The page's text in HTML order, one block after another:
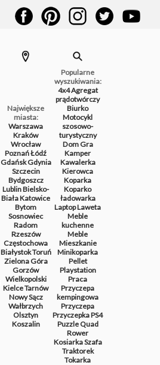
Największe
miasta:
Warszawa
Kraków
Wrocław
PoznańŁódź
GdańskGdynia
Szczecin
Bydgoszcz
LublinBielsko-
BiałaKatowice
Bytom
Sosnowiec
Radom
Rzeszów
Częstochowa
BiałystokToruń
Zielona Góra
Gorzów
Wielkopolski
KielceTarnów
Nowy Sącz
Wałbrzych
Olsztyn
Koszalin
Popularne
wyszukiwania:
4x4Agregat
prądotwórczy
Biurko
Motocykl
szosowo-
turystyczny
DomGra
Kamper
Kawalerka
Kierowca
Koparka
Koparko
ładowarka
LaptopLaweta
Meble
kuchenne
Meble
Mieszkanie
Minikoparka
Pellet
Playstation
Praca
Przyczepa
kempingowa
Przyczepa
PrzyczepkaPS4
PuzzleQuad
Rower
KosiarkaSzafa
Traktorek
Tokarka